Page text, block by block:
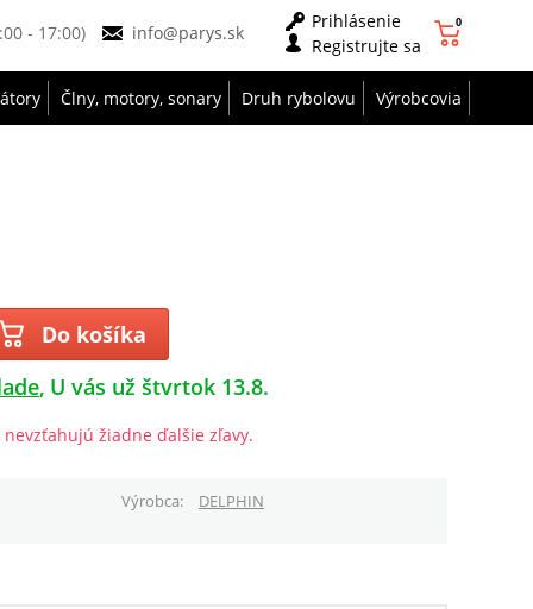
- 17:00) info@parys.sk
Prihlásenie
Registrujte sa
0
Člny, motory, sonary Druh rybolovu Výrobcovia
Do košíka
U vás už štvrtok 13.8.
žiadne ďalšie zľavy.
Výrobca
DELPHIN